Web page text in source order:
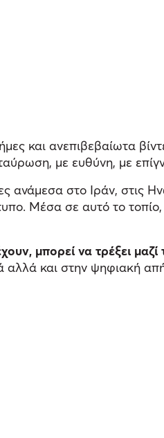
και ανεπιβεβαίωτα
με ευθύνη, με
στο Ιράν, στις
Μέσα σε αυτό το
μπορεί να τρέξει μαζί
και στην ψηφιακή